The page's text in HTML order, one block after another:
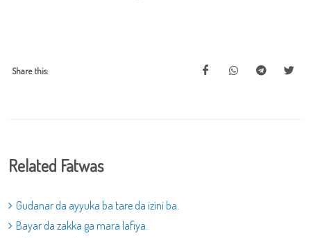
Share this:
Related Fatwas
Gudanar da ayyuka ba tare da izini ba.
Bayar da zakka ga mara lafiya.